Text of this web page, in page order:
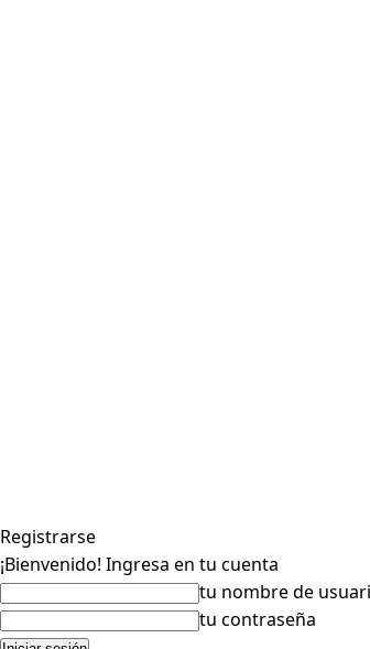
Registrarse
¡Bienvenido! Ingresa en tu cuenta
tu nombre de
tu contraseña